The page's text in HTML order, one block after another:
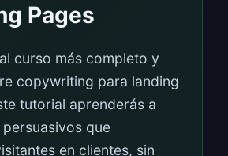
Pages
curso más completo y
copywriting para landing
tutorial aprenderás a
que
en clientes, sin